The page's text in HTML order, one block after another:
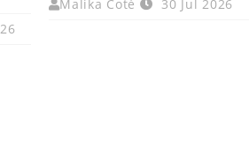
Malika Coté 30 Jul 2026